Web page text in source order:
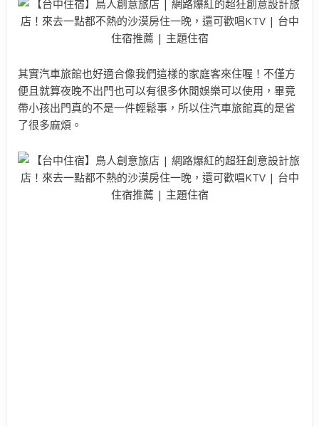
其實汽車旅館也好適合像我們這樣的家庭客來住喔！不僅方
便且就算夜晚不出門也可以有很多休閒娛樂可以使用，畢竟
帶小孩出門真的不是一件輕鬆事，所以住汽車旅館真的是省
了很多麻煩。